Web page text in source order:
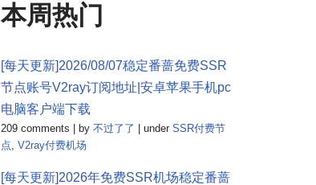
本周热门
[每天更新]2026/08/07稳定番蔷免费SSR
节点账号V2ray订阅地址|安卓苹果手机pc
电脑客户端下载
209 comments by 不过了了 under SSR付费节
点, V2ray付费机场
[每天更新]2026年免费SSR机场稳定番蔷